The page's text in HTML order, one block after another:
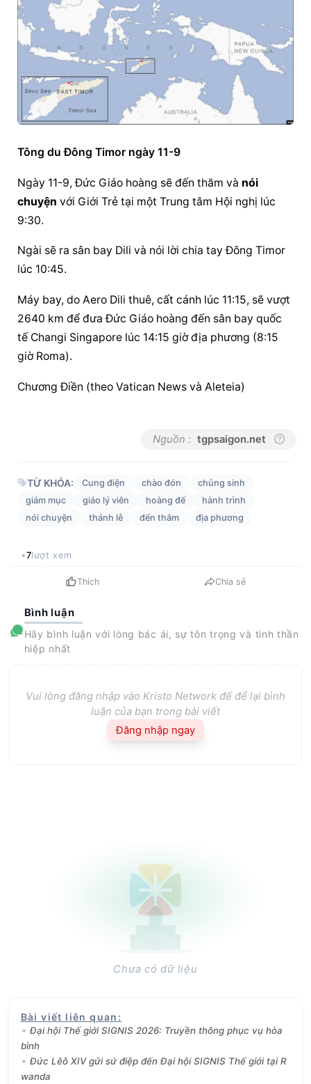
Tông du Đông Timor ngày 11-9
Ngày 11-9, Đức Giáo hoàng sẽ đến thăm và nói
chuyện với Giới Trẻ tại một Trung tâm Hội nghị lúc
9:30.
Ngài sẽ ra sân bay Dili và nói lời chia tay Đông Timor
lúc 10:45.
Máy bay, do Aero Dili thuê, cất cánh lúc 11:15, sẽ vượt
2640 km để đưa Đức Giáo hoàng đến sân bay quốc
tế Changi Singapore lúc 14:15 giờ địa phương (8:15
giờ Roma).
Chương Điền (theo Vatican News và Aleteia)
Nguồn : tgpsaigon.net
TỪ KHÓA: Cung điện chào đón
chủng sinh
giám mục
giáo lý viên hoàng đế
hành trình
nói chuyện
thánh lễ đến thăm địa phương
7lượt xem
Thích Chia sẻ
Bình luận
Hãy bình luận với lòng bác ái, sự tôn trọng và tinh thần
hiệp nhất
Vui lòng đăng nhập vào Kristo Network để để lại bình
luận của bạn trong bài viết
Đăng nhập ngay
Chưa có dữ liệu
Bài viết liên quan :
Đại hội Thế giới SIGNIS 2026: Truyền thông phục vụ hòa
bình
Đức Lêô XIV gửi sứ điệp đến Đại hội SIGNIS Thế giới tại R
wanda